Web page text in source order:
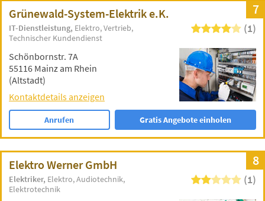
7
Grünewald-System-Elektrik e.K.
IT-Dienstleistung Elektro Vertrieb
Technischer Kundendienst
(1)
Schönbornstr. 7A
55116 Mainz am Rhein
(Altstadt)
Kontaktdetails anzeigen
Anrufen Gratis Angebote einholen
8
Elektro Werner GmbH
Elektriker Elektro Audiotechnik
Elektrotechnik
(1)